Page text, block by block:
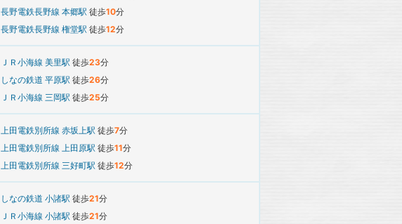
長野電鉄長野線 本郷駅 徒歩10分
長野電鉄長野線 権堂駅 徒歩12分
ＪＲ小海線 美里駅 徒歩23分
しなの鉄道 平原駅 徒歩26分
ＪＲ小海線 三岡駅 徒歩25分
上田電鉄別所線 赤坂上駅 徒歩7分
上田電鉄別所線 上田原駅 徒歩11分
上田電鉄別所線 三好町駅 徒歩12分
しなの鉄道 小諸駅 徒歩21分
ＪＲ小海線 小諸駅 徒歩21分